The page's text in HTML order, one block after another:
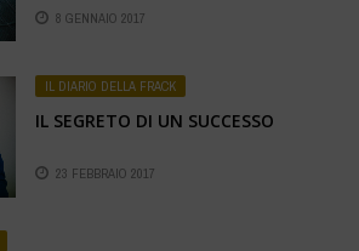
8 GENNAIO 2017
IL DIARIO DELLA FRACK
IL SEGRETO DI UN SUCCESSO
23 FEBBRAIO 2017